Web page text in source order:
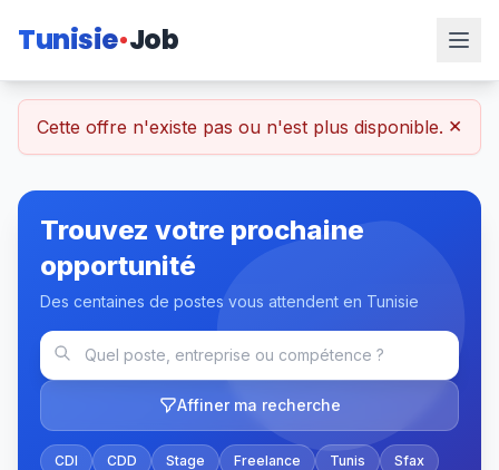
Tunisie Job
Cette offre n'existe pas ou n'est plus disponible. ×
Trouvez votre prochaine
opportunité
Des centaines de postes vous attendent en Tunisie
Affiner ma recherche
CDI CDD Stage Freelance Tunis
Sfax